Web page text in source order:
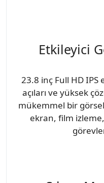
Etkileyici
23.8 inç Full HD
açıları ve yüksek
mükemmel bir
ekran, film